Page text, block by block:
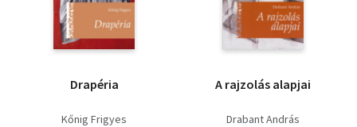
Drapéria
Kőnig Frigyes
A rajzolás alapjai
Drabant András